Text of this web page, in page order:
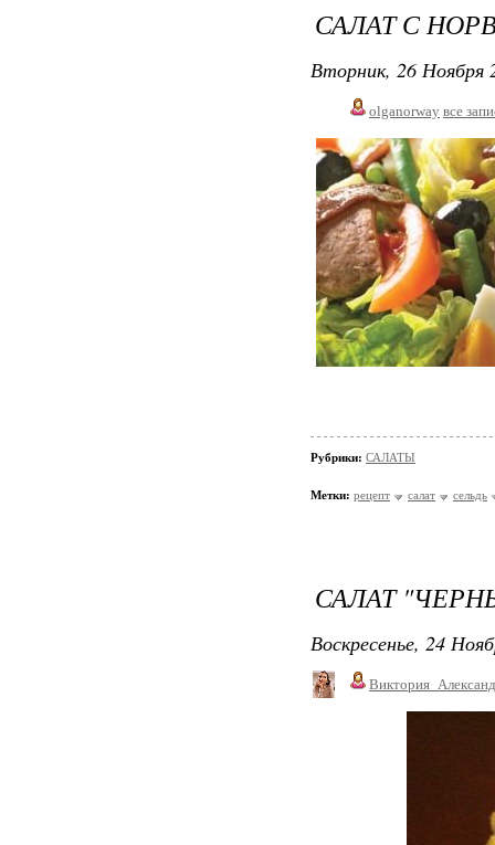
САЛАТ С
Вторник, 26 Ноября
olganorway все
Рубрики: САЛАТЫ
Метки: рецепт салат сельдь
САЛАТ
Воскресенье, 24